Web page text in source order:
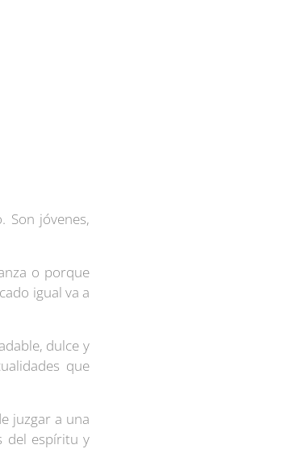
Son jóvenes,
o porque
igual va a
dulce y
que
juzgar a una
del espíritu y